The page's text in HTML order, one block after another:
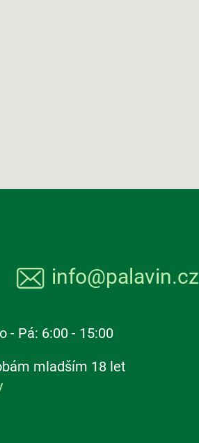
info@palavin.cz
- Pá: 6:00 - 15:00
mladším 18 let